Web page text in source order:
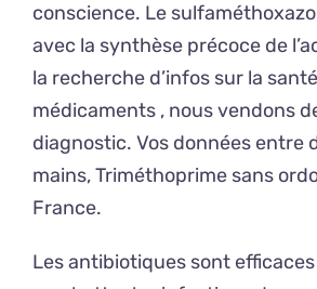
conscience. Le
avec la synthèse précoce de
la recherche d’infos sur la
médicaments , nous vendons
diagnostic. Vos données entre
mains, Triméthoprime sans
France.
Les antibiotiques sont